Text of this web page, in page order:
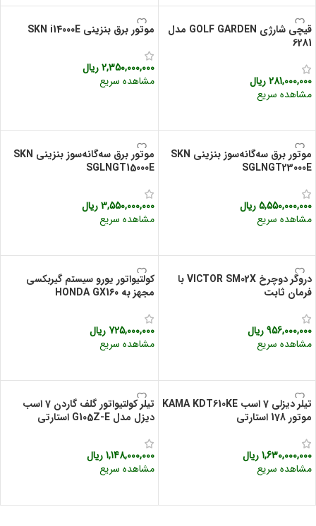
قیچی شارژی GOLF GARDEN مدل
6281
281,000,000ریال
مشاهده سریع
موتور برق بنزینی SKN i14000E
2,350,000,000 ریال
مشاهده سریع
موتور برق سه‌گانه‌سوز بنزینی SKN
SGLNGT23000E
5,550,000,000ریال
مشاهده سریع
موتور برق سه‌گانه‌سوز بنزینی SKN
SGLNGT15000E
3,550,000,000 ریال
مشاهده سریع
دروگر دوچرخ VICTOR SM02X با
فرمان ثابت
956,000,000ریال
مشاهده سریع
کولتیواتور یورو سیستم گیربکسی
مجهز به HONDA GX160
725,000,000 ریال
مشاهده سریع
تیلر دیزلی 7 اسب KAMA KDT610KE
موتور 178 استارتی
1,630,000,000ریال
مشاهده سریع
تیلر کولتیواتور گلف گاردن 7 اسب
دیزل مدل G105Z-E استارتی
1,148,000,000 ریال
مشاهده سریع